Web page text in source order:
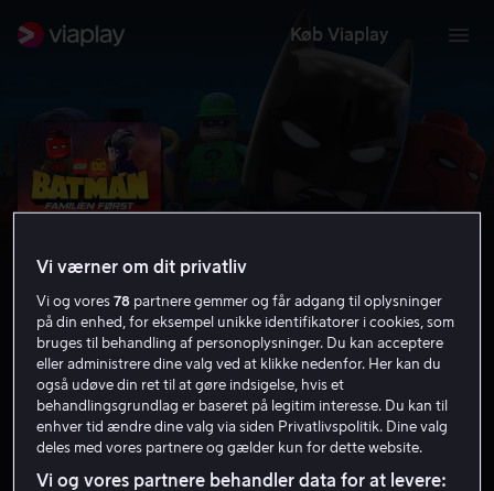
Køb Viaplay
LEGO DC Batman: Familien Først
6.1 Familiefilm Action 2019 1 t. 15 min
PG
HD
Vi værner om dit privatliv
Vi og vores78 partnere gemmer og får adgang til oplysninger
på din enhed, for eksempel unikke identifikatorer i cookies, som
bruges til behandling af personoplysninger. Du kan acceptere
eller administrere dine valg ved at klikke nedenfor. Her kan du
også udøve din ret til at gøre indsigelse, hvis et
behandlingsgrundlag er baseret på legitim interesse. Du kan til
enhver tid ændre dine valg via siden Privatlivspolitik. Dine valg
deles med vores partnere og gælder kun for dette website.
Vi og vores partnere behandler data for at levere: